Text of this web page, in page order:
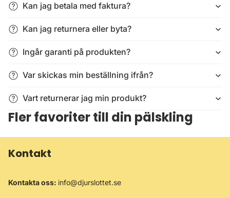
Kan jag betala med faktura?
Kan jag returnera eller byta?
Ingår garanti på produkten?
Var skickas min beställning ifrån?
Vart returnerar jag min produkt?
Fler favoriter till din pälskling
Kontakt
Kontakta oss: info@djurslottet.se